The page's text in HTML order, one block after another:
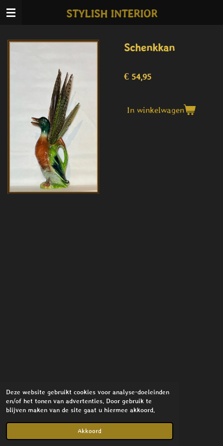
Deze website gebruikt cookies voor analyse-doeleinden
en/of het tonen van advertenties. Door gebruik te
blijven maken van de site gaat u hiermee akkoord.
Akkoord
Ga
de
STYLISH INTERIOR
Schenkkan
€ 54,95
In winkelwagen
© 2021 - 2026 Stylish Interior
Powered by